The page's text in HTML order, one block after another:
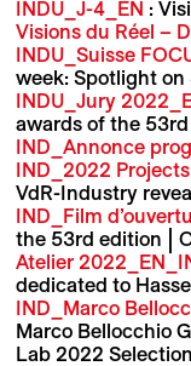
INDU_J-4_EN :
Visions du Réel –
INDU_Suisse
week: Spotlight
INDU_Jury
awards of the
IND_Annonce
IND_2022
VdR-Industry
IND_Film
the 53rd edition |
Atelier
dedicated to
IND_Marco
Marco Bellocchio
Lab 2022 Selection